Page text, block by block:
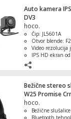
Auto kamera
DV3
hoco.
Čip: JL5601A
Otvor blende:
Video rezolucija
IPS HD ekran
Bežične stereo
W25 Promise
hoco.
Bežične
Bluetooth